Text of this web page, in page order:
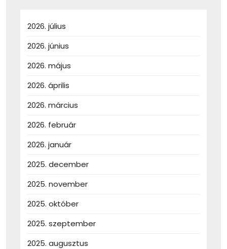
2026. július
2026. június
2026. május
2026. április
2026. március
2026. február
2026. január
2025. december
2025. november
2025. október
2025. szeptember
2025. augusztus